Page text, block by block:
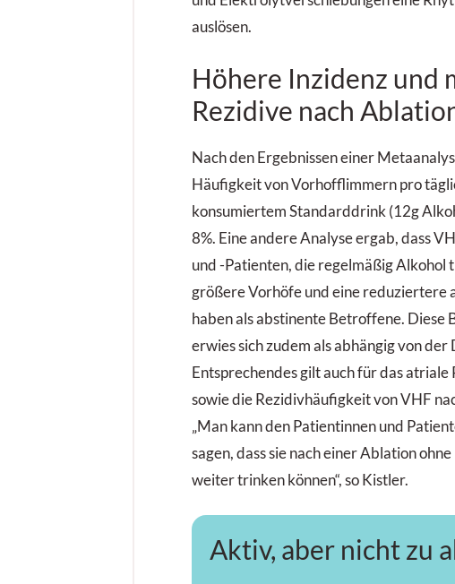
auslösen.
Höhere Inzidenz und
Rezidive nach
Nach den Ergebnissen einer
Häufigkeit von Vorhofflimmern pro
konsumiertem Standarddrink (12g
8%. Eine andere Analyse ergab, dass
und -Patienten, die regelmäßig Alkohol
größere Vorhöfe und eine reduziertere
haben als abstinente Betroffene. Diese
erwies sich zudem als abhängig von der
Entsprechendes gilt auch für das atriale
sowie die Rezidivhäufigkeit von VHF
„Man kann den Patientinnen und
sagen, dass sie nach einer Ablation
weiter trinken können“, so Kistler.
Aktiv, aber nicht zu